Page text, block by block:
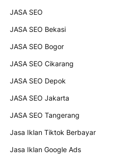
JASA SEO
JASA SEO Bekasi
JASA SEO Bogor
JASA SEO Cikarang
JASA SEO Depok
JASA SEO Jakarta
JASA SEO Tangerang
Jasa Iklan Tiktok Berbayar
Jasa Iklan Google Ads